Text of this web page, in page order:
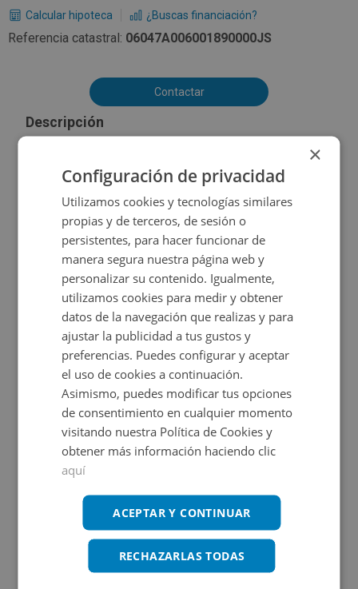
Calcular hipoteca ¿Buscas financiación?
Referencia catastral: 06047A006001890000JS
Contactar
Descripción
Suelo rústico con 62177 m2, ubicado en la LG finca Los
Suministros, Esparragosa De La Serena(06349),
Provincia de Badajoz.
Consulta lascondiciones especialesde este inmueble.
Ver más
Características
Uso:Rústico
Superficie suelo::62.177 m 2
Emplazamiento
Suelo rústico con 62177 m2, ubicado en la LG finca Los
Suministros, Esparragosa De La Serena(06349), Provincia de
Badajoz.
×
Configuración de privacidad
Utilizamos cookies y tecnologías similares
propias y de terceros, de sesión o
persistentes, para hacer funcionar de
manera segura nuestra página web y
personalizar su contenido. Igualmente,
utilizamos cookies para medir y obtener
datos de la navegación que realizas y para
ajustar la publicidad a tus gustos y
preferencias. Puedes configurar y aceptar
el uso de cookies a continuación.
Asimismo, puedes modificar tus opciones
de consentimiento en cualquier momento
visitando nuestra Política de Cookies y
obtener más información haciendo clic
aquí
ACEPTAR Y CONTINUAR
RECHAZARLAS TODAS